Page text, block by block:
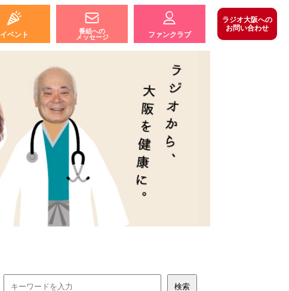
イベント
番組への
メッセージ
ファンクラブ
ラジオ大阪への
お問い合わせ